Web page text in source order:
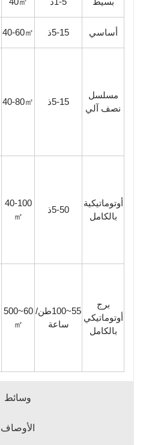
أساسي 5-15ذ 40-60㎡
مسلسل
نصف آلي
5-15ذ 40-80㎡
أوتوماتيكية
بالكامل
5-50ذ
40-100
㎡
برج
أوتوماتيكي
بالكامل
55~100طن/
ساعة
60~500
㎡
وسائط
الأوصاف